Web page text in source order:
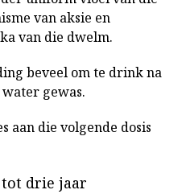
van aksie en
van die dwelm.
beveel om te drink na
gewas.
aan die volgende dosis
tot drie jaar